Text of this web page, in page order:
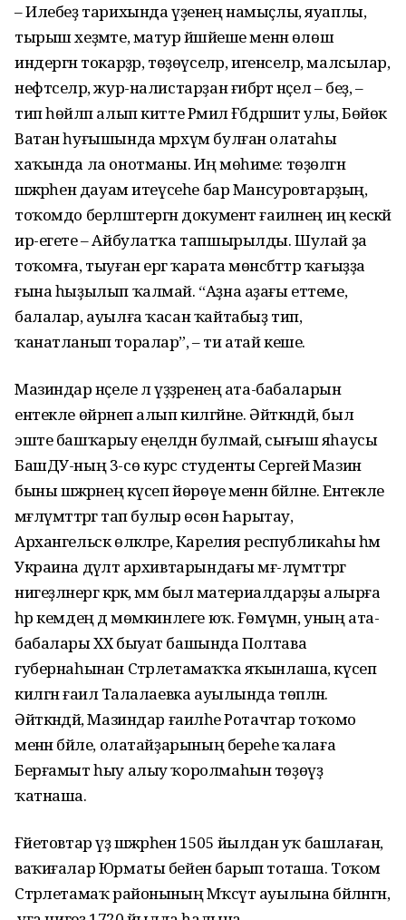
– Илебеҙ тарихында үҙенең намыҫлы, яуаплы,
тырыш хеҙмәте, матур йәшәйеше менән өлөш
индергән токарҙәр, төҙөүселәр, игенселәр, малсылар,
нефтселәр, жур-налистарҙан ғибәрәт нәҫел – беҙ, –
тип һөйләп алып китте Рәмил Ғәбдрәшит улы, Бөйөк
Ватан һуғышында мәрхүм булған олатаһы
хаҡында ла онотманы. Иң мөһиме: төҙөлгән
шәжәрәһен дауам итеүсеһе бар Мансуровтарҙың,
тоҡомдо берләштергән документ ғаиләнең иң кескәй
ир-егете – Айбулатҡа тапшырылды. Шулай ҙа
тоҡомға, тыуған ергә ҡарата мөнәсәбәттәр ҡағыҙҙа
ғына һыҙылып ҡалмай. “Аҙна аҙағы еттеме,
балалар, ауылға ҡасан ҡайтабыҙ тип,
ҡанатланып торалар”, – ти атай кеше.
Мазиндар нәҫеле лә үҙҙәренең ата-бабаларын
ентекле өйрәнеп алып килгәйне. Әйткәндәй, был
эште башҡарыу еңелдән булмай, сығыш яһаусы
БашДУ-ның 3-сө курс студенты Сергей Мазин
быны шәжәрәнең күсеп йөрөүе менән бәйләне. Ентекле
мәғлүмәттәргә тап булыр өсөн Һарытау,
Архангельск өлкәләре, Карелия республикаһы һәм
Украина дәүләт архивтарындағы мәғ-лүмәттәргә
нигеҙләнергә кәрәк, әммә был материалдарҙы алырға
һәр кемдең дә мөмкинлеге юҡ. Ғөмүмән, уның ата-
бабалары ХХ быуат башында Полтава
губернаһынан Стәрлетамаҡҡа яҡынлаша, күсеп
килгән ғаилә Талалаевка ауылында төпләнә.
Әйткәндәй, Мазиндар ғаиләһе Ротачтар тоҡомо
менән бәйле, олатайҙарының береһе ҡалаға
Берғамыт һыу алыу ҡоролмаһын төҙөүҙә
ҡатнаша.
Ғәйетовтар үҙ шәжәрәһен 1505 йылдан уҡ башлаған,
ваҡиғалар Юрматы бейенә барып тоташа. Тоҡом
Стәрлетамаҡ районының Мәҡсүт ауылына бәйләнгән,